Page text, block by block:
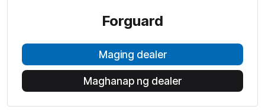
Forguard
Maging dealer
Maghanap ng dealer